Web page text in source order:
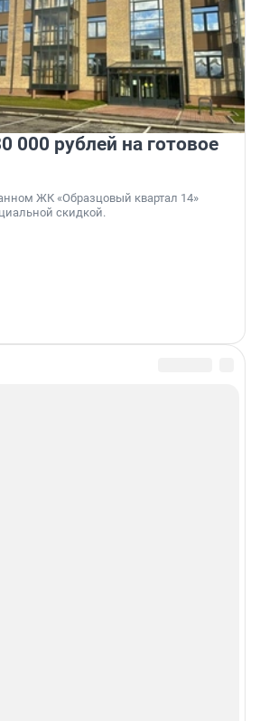
000 рублей на готовое
ЖК «Образцовый квартал 14»
скидкой.